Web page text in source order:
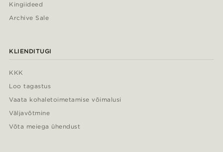
Kingiideed
Archive Sale
KLIENDITUGI
KKK
Loo tagastus
Vaata kohaletoimetamise võimalusi
Väljavõtmine
Võta meiega ühendust